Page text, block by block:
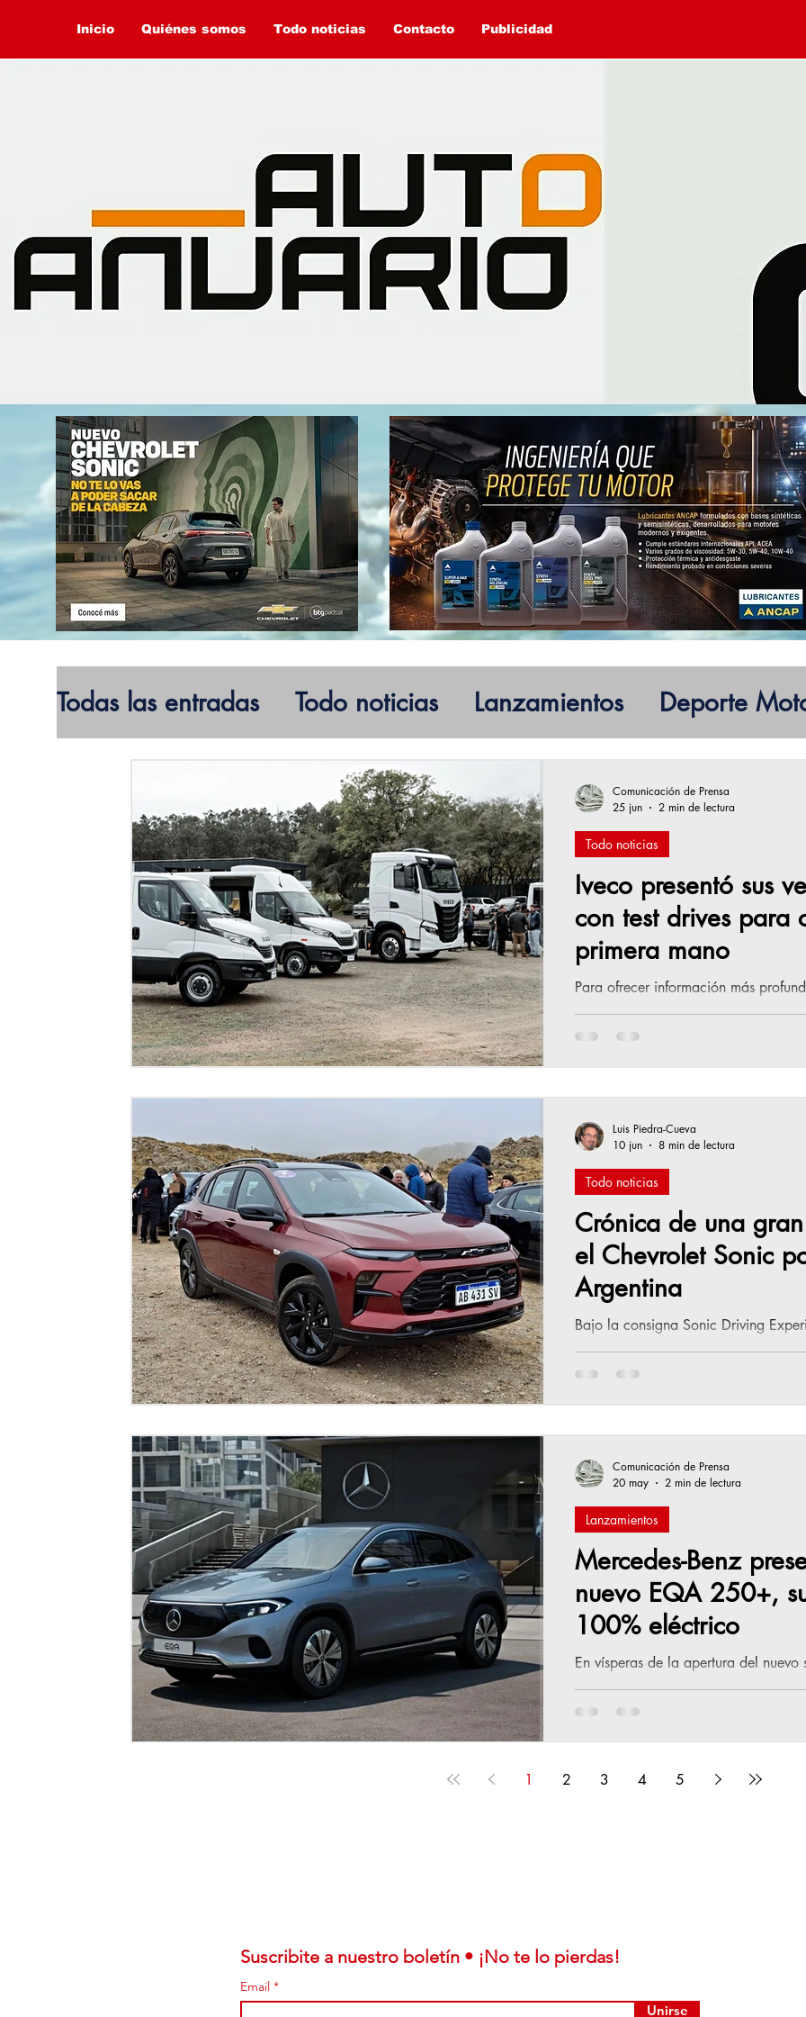
Inicio Quiénes somos Todo noticias Contacto Publicidad
Todas las entradas Todo noticias Lanzamientos Deporte
Iveco presentó sus
con test drives para
primera mano
Para ofrecer información más
la tecnología de sus modelos,
cuatro líneas de productos que
presentó en Delcop (Ruta 8, km.
Way 480, Tector 11-190, Daily
Todo noticias
Comunicación de Prensa
25 jun
2 min de lectura
Crónica de una
el Chevrolet Sonic
Argentina
Bajo la consigna Sonic Driving
instancia poco frecuente destinada
parte de nuestra región, en la que
vecino país. Tendríamos que
poder encontrar un evento de
Todo noticias
Luis Piedra-Cueva
10 jun
8 min de lectura
Mercedes-Benz
nuevo EQA 250+,
100% eléctrico
En vísperas de la apertura del
fines de semana de test drive para
al país el nuevo Mercedes-Benz
Lanzamientos
Comunicación de Prensa
20 may
2 min de lectura
1 2 3 4 5
Suscribite a nuestro boletín • ¡No te lo pierdas!
Email
Unirse